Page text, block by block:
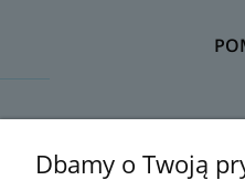
Dbamy o Twoją